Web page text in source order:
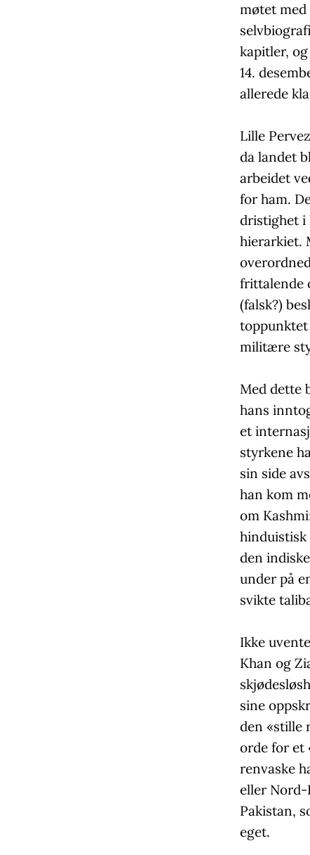
møtet med
kapitler,
14.
allerede
Lille
da landet
arbeidet
for ham.
dristighet i
hierarkiet.
frittalende
(falsk?)
toppunktet
militære
Med dette
hans
et
styrkene
sin side
han kom
om
hinduistisk
den
under på
svikte
Ikke
Khan og
sine
den «stille
orde for et
renvaske
eller Nord-
Pakistan,
eget.